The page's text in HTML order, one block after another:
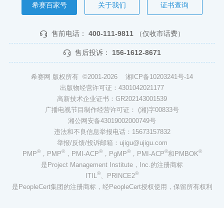
希赛百家号 关于我们 证书查询
售前电话： 400-111-9811 （仅收市话费）
售后投诉： 156-1612-8671
希赛网 版权所有 ©2001-2026 湘ICP备10203241号-14
出版物经营许可证：4301042021177
高新技术企业证书：GR202143001539
广播电视节目制作经营许可证： (湘)字00833号
湘公网安备43019002000749号
违法和不良信息举报电话：15673157832
举报/反馈/投诉邮箱：ujigu@ujigu.com
PMP®，PMP®，PMI-ACP®，PgMP®，PMI-ACP®和PMBOK®
是Project Management Institute，Inc.的注册商标
ITIL
® 、PRINCE2®
是PeopleCert集团的注册商标，经PeopleCert授权使用，保留所有权利